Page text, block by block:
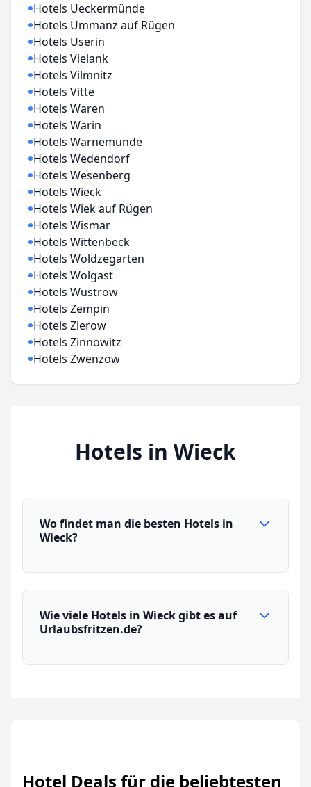
Hotels Ueckermünde
Hotels Ummanz auf Rügen
Hotels Userin
Hotels Vielank
Hotels Vilmnitz
Hotels Vitte
Hotels Waren
Hotels Warin
Hotels Warnemünde
Hotels Wedendorf
Hotels Wesenberg
Hotels Wieck
Hotels Wiek auf Rügen
Hotels Wismar
Hotels Wittenbeck
Hotels Woldzegarten
Hotels Wolgast
Hotels Wustrow
Hotels Zempin
Hotels Zierow
Hotels Zinnowitz
Hotels Zwenzow
Hotels in Wieck
Wo findet man die besten Hotels in
Wieck?
Wie viele Hotels in Wieck gibt es auf
Urlaubsfritzen.de?
Hotel Deals für die beliebtesten